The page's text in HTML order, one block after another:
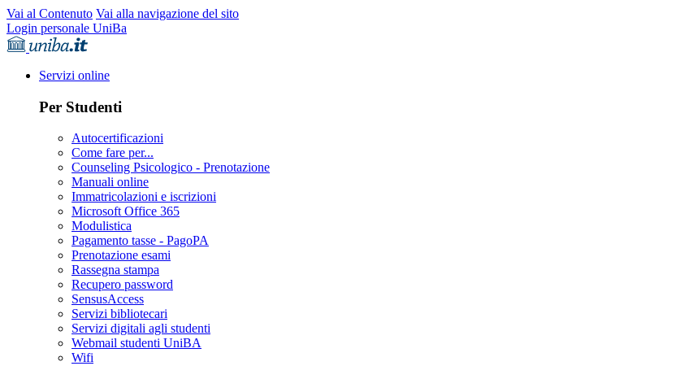
Vai al Contenuto Vai alla navigazione del sito
Login personale UniBa
Servizi online
Per Studenti
Autocertificazioni
Come fare per...
Counseling Psicologico - Prenotazione
Manuali online
Immatricolazioni e iscrizioni
Microsoft Office 365
Modulistica
Pagamento tasse - PagoPA
Prenotazione esami
Rassegna stampa
Recupero password
SensusAccess
Servizi bibliotecari
Servizi digitali agli studenti
Webmail studenti UniBA
Wifi